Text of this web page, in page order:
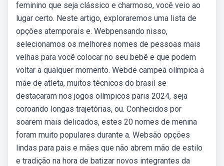
feminino que seja clássico e charmoso, você veio ao
lugar certo. Neste artigo, exploraremos uma lista de
opções atemporais e. Webpensando nisso,
selecionamos os melhores nomes de pessoas mais
velhas para você colocar no seu bebê e que podem
voltar a qualquer momento. Webde campeã olímpica a
mãe de atleta, muitos técnicos do brasil se
destacaram nos jogos olímpicos paris 2024, seja
coroando longas trajetórias, ou. Conhecidos por
soarem mais delicados, estes 20 nomes de menina
foram muito populares durante a. Websão opções
lindas para pais e mães que não abrem mão de estilo
e tradição na hora de batizar novos integrantes da